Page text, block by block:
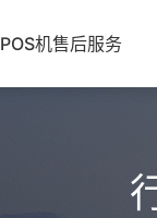
POS机售后服务